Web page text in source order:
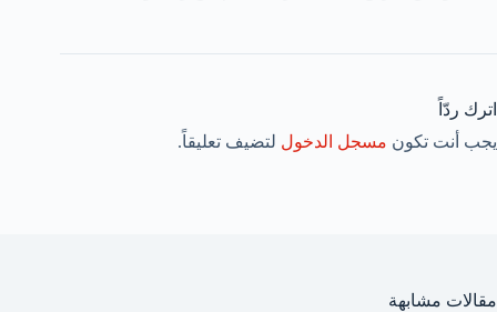
اترك ردّاً
يجب أنت تكون مسجل الدخول لتضيف تعليقاً.
مقالات مشابهة